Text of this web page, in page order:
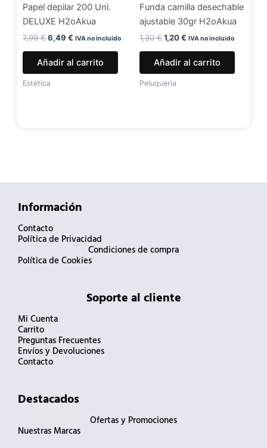
Papel depilar 200 Uni.
DELUXE H2oAkua
7,99€6,49 € IVA no incluido
Añadir al carrito
Estética
Funda camilla desechable
ajustable 30gr H2oAkua
1,30€1,20€ IVA no incluido
Añadir al carrito
Peluquería
Información
Contacto
Política de Privacidad
Condiciones de compra
Política de Cookies
Soporte al cliente
Mi Cuenta
Carrito
Preguntas Frecuentes
Envíos y Devoluciones
Contacto
Destacados
Ofertas y Promociones
Nuestras Marcas